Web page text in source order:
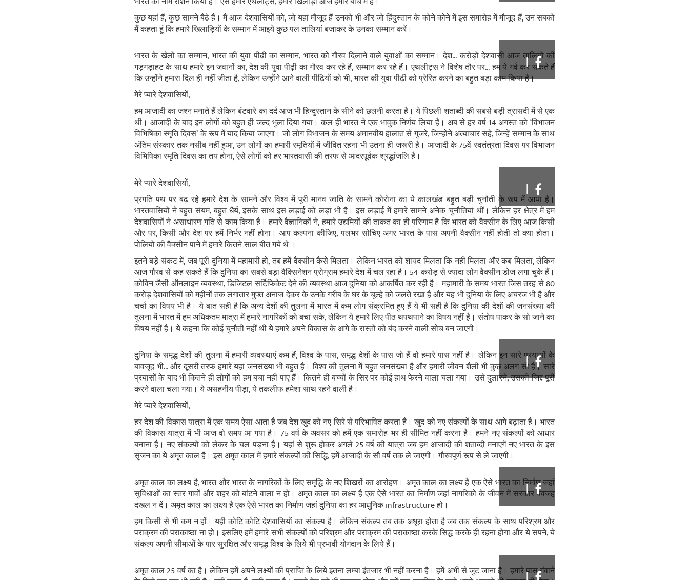
कुछ यहां हैं, कुछ सामने बैठे हैं। मैं आज देशवासियों को, जो यहां मौजूद हैं उनको भी और जो हिंदुस्तान के कोने-कोने में इस समारोह में मौजूद हैं, उन सबको
मैं कहता हूं कि हमारे खिलाड़ियों के सम्मान में आइये कुछ पल तालियां बजाकर के उनका सम्मान करें।
|
भारत के खेलों का सम्‍मान, भारत की युवा पीढ़ी का सम्‍मान, भारत को गौरव दिलाने वाले युवाओं का सम्‍मान। देश... करोड़ों देशवासी आज तालियों की
गड़गड़ाहट के साथ हमारे इन जवानों का, देश की युवा पीढ़ी का गौरव कर रहे हैं, सम्‍मान कर रहे हैं। एथलीट्स ने विशेष तौर पर... हम ये गर्व कर सकते हैं
कि उन्‍होंने हमारा दिल ही नहीं जीता है, लेकिन उन्‍होंने आने वाली पीढ़ियों को भी, भारत की युवा पीढ़ी को प्रेरित करने का बहुत बड़ा काम किया है।
मेरे प्‍यारे देशवासियों,
हम आजादी का जश्‍न मनाते हैं लेकिन बंटवारे का दर्द आज भी हिन्‍दुस्‍तान के सीने को छलनी करता है। ये पिछली शताब्‍दी की सबसे बड़ी त्रासदी में से एक
थी। आजादी के बाद इन लोगों को बहुत ही जल्‍द भुला दिया गया। कल ही भारत ने एक भावुक निर्णय लिया है। अब से हर वर्ष 14 अगस्‍त को ‘विभाजन
विभिषिका स्‍मृति दिवस’ के रूप में याद किया जाएगा। जो लोग विभाजन के समय अमानवीय हालात से गुजरे, जिन्‍होंने अत्‍याचार सहे, जिन्‍हें सम्‍मान के साथ
अंतिम संस्‍कार तक नसीब नहीं हुआ, उन लोगों का हमारी स्‍मृतियों में जीवित रहना भी उतना ही जरूरी है। आजादी के 75वें स्‍वतंत्रता दिवस पर विभा‍जन
विभिषिका स्‍मृति दिवस का तय होना, ऐसे लोगों को हर भारतवासी की तरफ से आदरपूर्वक श्रद्धांजलि है।
|
मेरे प्‍यारे देशवासियों,
प्रगति पथ पर बढ़ रहे हमारे देश के सामने और विश्‍व में पूरी मानव जाति के सामने कोरोना का ये कालखंड बहुत बड़ी चुनौती के रूप में आया है।
भारतवासियों ने बहुत संयम, बहुत धैर्य, इसके साथ इस लड़ाई को लड़ा भी है। इस लड़ाई में हमारे सामने अनेक चुनौतियां थीं। लेकिन हर क्षेत्र में हम
देशवासियों ने असाधारण गति से काम किया है। हमारे वैज्ञानिकों ने, हमारे उद्यमियों की ताकत का ही परिणाम है कि भारत को वैक्‍सीन के लिए आज किसी
और पर, किसी और देश पर हमें निर्भर नहीं होना। आप कल्‍पना कीजिए, पलभर सोचिए अगर भारत के पास अपनी वैक्‍सीन नहीं होती तो क्‍या होता।
पोलियो की वैक्‍सीन पाने में हमारे कितने साल बीत गये थे ।
इतने बड़े संकट में, जब पूरी दुनिया में महामारी हो, तब हमें वैक्‍सीन कैसे मिलता। लेकिन भारत को शायद मिलता कि नहीं मिलता और कब मिलता, लेकिन
आज गौरव से कह सकते हैं कि दुनिया का सबसे बड़ा वैक्सिनेशन प्रोग्राम हमारे देश में चल रहा है। 54 करोड़ से ज्‍यादा लोग वैक्‍सीन डोज लगा चुके हैं।
कोविन जैसी ऑनलाइन व्‍यवस्‍था, डिजिटल सर्टिफिकेट देने की व्‍यवस्‍था आज दुनिया को आकर्षित कर रही है। महामारी के समय भारत जिस तरह से 80
करोड़ देशवासियों को महीनों तक लगातार मुफ्त अनाज देकर के उनके गरीब के घर के चूल्‍हे को जलते रखा है और यह भी दुनिया के लिए अचरज भी है और
चर्चा का विषय भी है। ये बात सही है कि अन्‍य देशों की तुलना में भारत में कम लोग संक्रमित हुए हैं ये भी सही है कि दुनिया की देशों की जनसंख्‍या की
तुलना में भारत में हम अधिकतम मात्रा में हमारे नागरिकों को बचा सके, लेकिन ये हमारे लिए पीठ थपथपाने का विषय नहीं है। संतोष पाकर के सो जाने का
विषय नहीं है। ये कहना कि कोई चुनौती नहीं थी ये हमारे अपने विकास के आगे के रास्‍तों को बंद करने वाली सोच बन जाएगी।
|
दुनिया के समृद्ध देशों की तुलना में हमारी व्‍यवस्‍थाएं कम हैं, विश्‍व के पास, समृद्ध देशों के पास जो हैं वो हमारे पास नहीं है। लेकिन इन सारे प्रयासों के
बावजूद भी... और दूसरी तरफ हमारे यहां जनसंख्‍या भी बहुत है। विश्‍व की तुलना में बहुत जनसंख्‍या है और हमारी जीवन शैली भी कुछ अलग सी है। सारे
प्रयासों के बाद भी कितने ही लोगों को हम बचा नहीं पाए हैं। कितने ही बच्‍चों के सिर पर कोई हाथ फेरने वाला चला गया। उसे दुलारने, उसकी जिद्द पूरी
करने वाला चला गया। ये असहनीय पीड़ा, ये तकलीफ हमेशा साथ रहने वाली है।
मेरे प्‍यारे देशवासियों,
हर देश की विकास यात्रा में एक समय ऐसा आता है जब देश खुद को नए सिरे से परिभाषित करता है। खुद को नए संकल्‍पों के साथ आगे बढ़ाता है। भारत
की विकास यात्रा में भी आज वो समय आ गया है। 75 वर्ष के अवसर को हमें एक समारोह भर ही सीमित नहीं करना है। हमने नए संकल्‍पों को आधार
बनाना है। नए संकल्‍पों को लेकर के चल पड़ना है। यहां से शुरू होकर अगले 25 वर्ष की यात्रा जब हम आजादी की शताब्‍दी मनाएगें नए भारत के इस
सृजन का ये अमृत काल है। इस अमृत काल में हमारे संकल्‍पों की सिद्धि, हमें आजादी के सौ वर्ष तक ले जाएगी। गौरवपूर्ण रूप से ले जाएगी।
|
अमृत काल का लक्ष्‍य है, भारत और भारत के नागरिकों के लिए समृद्धि के नए शिखरों का आरोहण। अमृत काल का लक्ष्‍य है एक ऐसे भारत का निर्माण जहां
सुविधाओं का स्‍तर गावों और शहर को बांटने वाला न हो। अमृत काल का लक्ष्‍य है एक ऐसे भारत का निर्माण जहां नागरिको के जीवन में सरकार बेवजह
दखल न दें। अमृत काल का लक्ष्‍य है एक ऐसे भारत का निर्माण जहां दुनिया का हर आधुनिक infrastructure हो।
हम किसी से भी कम न हों। यही कोटि-कोटि देशवासियों का संकल्‍प है। लेकिन संकल्‍प तब-तक अधूरा होता है जब-तक संकल्‍प के साथ परिश्रम और
पराक्रम की पराकाष्‍ठा ना हो। इसलिए हमें हमारे सभी संकल्‍पों को परिश्रम और पराक्रम की पराकाष्‍ठा करके सिद्ध करके ही रहना होगा और ये सपने, ये
संकल्‍प अपनी सीमाओं के पार सुरक्षित और समृद्ध विश्‍व के लिये भी प्रभावी योगदान के लिये हैं।
|
अमृत काल 25 वर्ष का है। लेकिन हमें अपने लक्ष्‍यों की प्राप्‍ति के लिये इतना लम्‍बा इंतजार भी नहीं करना है। हमें अभी से जुट जाना है। हमारे पास गंवाने